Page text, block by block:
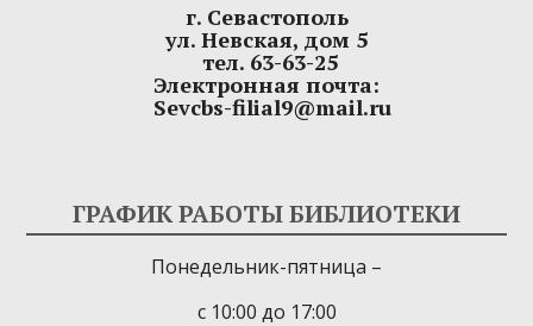
г. Севастополь
ул. Невская, дом 5
тел. 63-63-25
Электронная почта:
Sevcbs-filial9@mail.ru
ГРАФИК РАБОТЫ БИБЛИОТЕКИ
Понедельник-пятница –
с 10:00 до 17:00